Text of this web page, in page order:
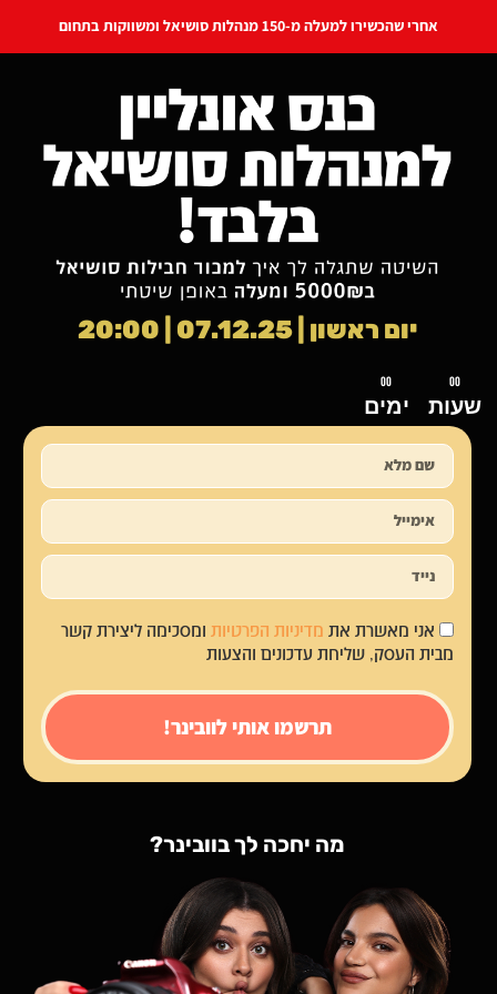
יום ראשון | 07.12.25 | 20:00
00
ימים
00
שעות
אני מאשרת את מדיניות הפרטיות ומסכימה ליצירת קשר
מבית העסק, שליחת עדכונים והצעות
תרשמו אותי לוובינר!
מה יחכה לך בוובינר?
אחרי שהכשירו למעלה מ-150 מנהלות סושיאל ומשווקות בתחום